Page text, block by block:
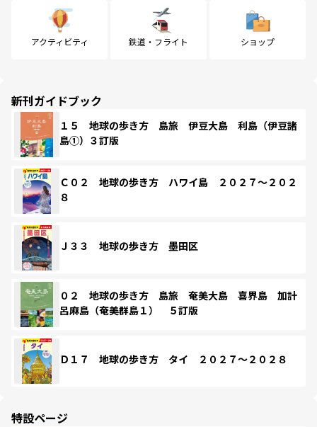
アクティビティ 鉄道・フライト ショップ
新刊ガイドブック
１５ 地球の歩き方 島旅 伊豆大島 利島（伊豆諸
島①）３訂版
Ｃ０２ 地球の歩き方 ハワイ島 ２０２７～２０２
８
Ｊ３３ 地球の歩き方 墨田区
０２ 地球の歩き方 島旅 奄美大島 喜界島 加計
呂麻島（奄美群島１） ５訂版
Ｄ１７ 地球の歩き方 タイ ２０２７～２０２８
特設ページ